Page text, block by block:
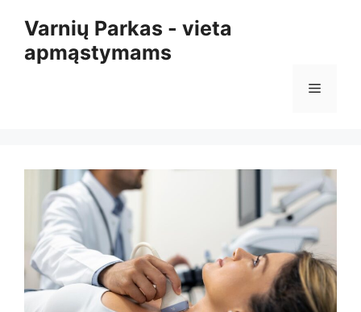
turinio
Varnių Parkas - vieta
apmąstymams
Meniu